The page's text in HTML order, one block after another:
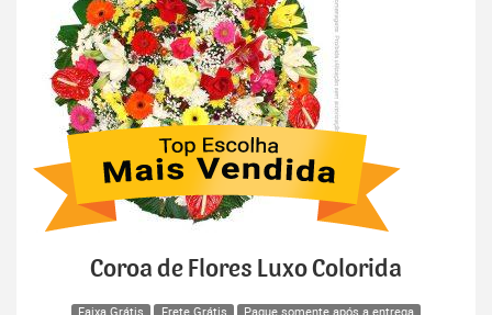
Coroa de Flores Luxo Colorida